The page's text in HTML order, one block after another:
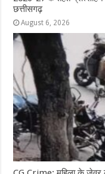
छत्तीसगढ़
August 6, 2026